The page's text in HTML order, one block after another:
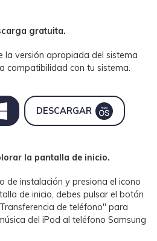
gratuita.
la versión apropiada del sistema
compatibilidad con tu sistema.
DESCARGAR
la pantalla de inicio.
de instalación y presiona el icono
de inicio, debes pulsar el botón
de teléfono" para
del iPod al teléfono Samsung